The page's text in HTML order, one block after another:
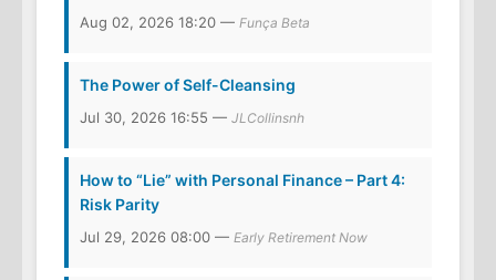
Aug 02, 2026 18:20 — Funça Beta
The Power of Self-Cleansing
Jul 30, 2026 16:55 — JLCollinsnh
How to “Lie” with Personal Finance – Part 4:
Risk Parity
Jul 29, 2026 08:00 — Early Retirement Now